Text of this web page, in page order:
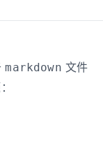
markdown 文件